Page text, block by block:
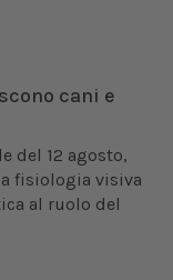
cani e
del 12 agosto,
fisiologia visiva
al ruolo del